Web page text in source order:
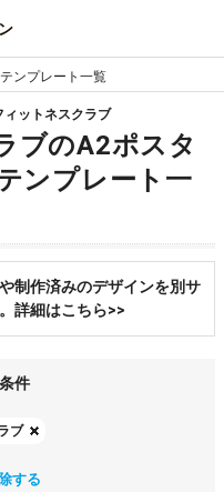
ンプレート一覧
ットネスクラブ
ブのA2ポスタ
ンプレート一
制作済みのデザインを別サ
詳細はこちら>>
件
ブ
する